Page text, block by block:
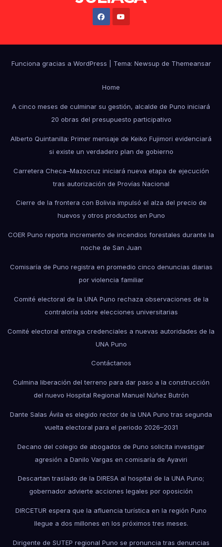
Funciona gracias a WordPress Tema: Newsup de Themeansar
Home
A cinco meses de culminar su gestión, alcalde de Puno iniciará
20 obras del presupuesto participativo
Alberto Quintanilla: Primer mensaje de Keiko Fujimori evidenciará
si existe un verdadero plan de gobierno
Carretera Checa–Mazocruz iniciará nueva etapa de ejecución
tras autorización de Provías Nacional
Cierre de la frontera con Bolivia impulsó el alza del precio de
huevos y otros productos en Puno
COER Puno reporta incremento de incendios forestales durante la
noche de San Juan
Comisaría de Puno registra en promedio cinco denuncias diarias
por violencia familiar
Comité electoral de la UNA Puno rechaza observaciones de la
contraloría sobre elecciones universitarias
Comité electoral entrega credenciales a nuevas autoridades de la
UNA Puno
Contáctanos
Culmina liberación del terreno para dar paso a la construcción
del nuevo Hospital Regional Manuel Núñez Butrón
Dante Salas Ávila es elegido rector de la UNA Puno tras segunda
vuelta electoral para el periodo 2026–2031
Decano del colegio de abogados de Puno solicita investigar
agresión a Danilo Vargas en comisaría de Ayaviri
Descartan traslado de la DIRESA al hospital de la UNA Puno;
gobernador advierte acciones legales por oposición
DIRCETUR espera que la afluencia turística en la región Puno
llegue a dos millones en los próximos tres meses.
Dirigente de SUTEP regional Puno se pronuncia tras denuncias